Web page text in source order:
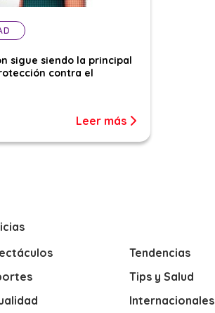
sigue siendo la principal
contra el
Leer más
Tendencias
Tips y Salud
Internacionales